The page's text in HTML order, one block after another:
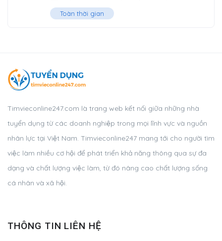
Toàn thời gian
Timvieconline247.com là trang web kết nối giữa những nhà
tuyển dụng từ các doanh nghiệp trong mọi lĩnh vực và nguồn
nhân lực tại Việt Nam. Timvieconline247 mang tới cho người tìm
việc làm nhiều cơ hội để phát triển khả năng thông qua sự đa
dạng và chất lượng việc làm, từ đó nâng cao chất lượng sống
cá nhân và xã hội.
THÔNG TIN LIÊN HỆ